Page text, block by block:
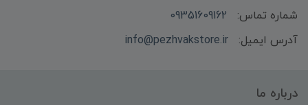
شماره تماس:
09351609162
آدرس ایمیل:
info@pezhvakstore.ir
درباره ما